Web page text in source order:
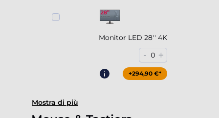
Monitor LED 28'' 4K
- 0 +
+294,90 €*
Mostra di più